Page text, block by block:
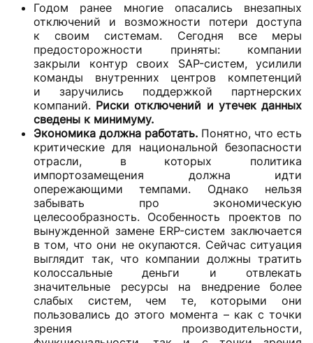
Годом ранее многие опасались внезапных
отключений и возможности потери доступа
к своим системам. Сегодня все меры
предосторожности приняты: компании
закрыли контур своих SAP-систем, усилили
команды внутренних центров компетенций
и заручились поддержкой партнерских
компаний. Риски отключений и утечек данных
сведены к минимуму.
Экономика должна работать. Понятно, что есть
критические для национальной безопасности
отрасли, в которых политика
импортозамещения должна идти
опережающими темпами. Однако нельзя
забывать про экономическую
целесообразность. Особенность проектов по
вынужденной замене ERP-систем заключается
в том, что они не окупаются. Сейчас ситуация
выглядит так, что компании должны тратить
колоссальные деньги и отвлекать
значительные ресурсы на внедрение более
слабых систем, чем те, которыми они
пользовались до этого момента – как с точки
зрения производительности,